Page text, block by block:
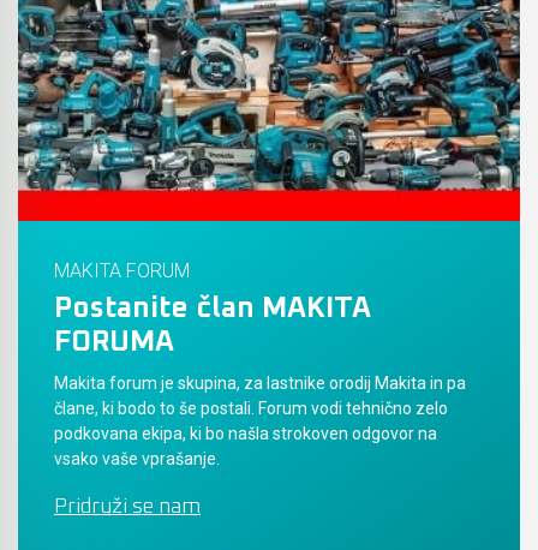
MAKITA FORUM
Postanite član MAKITA
FORUMA
Makita forum je skupina, za lastnike orodij Makita in pa
člane, ki bodo to še postali. Forum vodi tehnično zelo
podkovana ekipa, ki bo našla strokoven odgovor na
vsako vaše vprašanje.
Pridruži se nam
Akumulatorski vezalci in rezalniki armature &
navojnih palic
Akumulatorska mikrovalovna pečica
Akumulatorski čistilniki